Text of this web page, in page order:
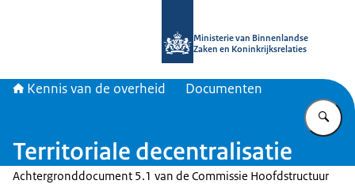
Ministerie van Binnenlandse
Zaken en Koninkrijksrelaties
Kennis van de overheid Documenten
Territoriale decentralisatie
Achtergronddocument 5.1 van de Commissie Hoofdstructuur